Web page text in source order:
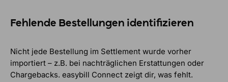
Fehlende Bestellungen identifizieren
Nicht jede Bestellung im Settlement wurde vorher
importiert – z.B. bei nachträglichen Erstattungen oder
Chargebacks. easybill Connect zeigt dir, was fehlt.